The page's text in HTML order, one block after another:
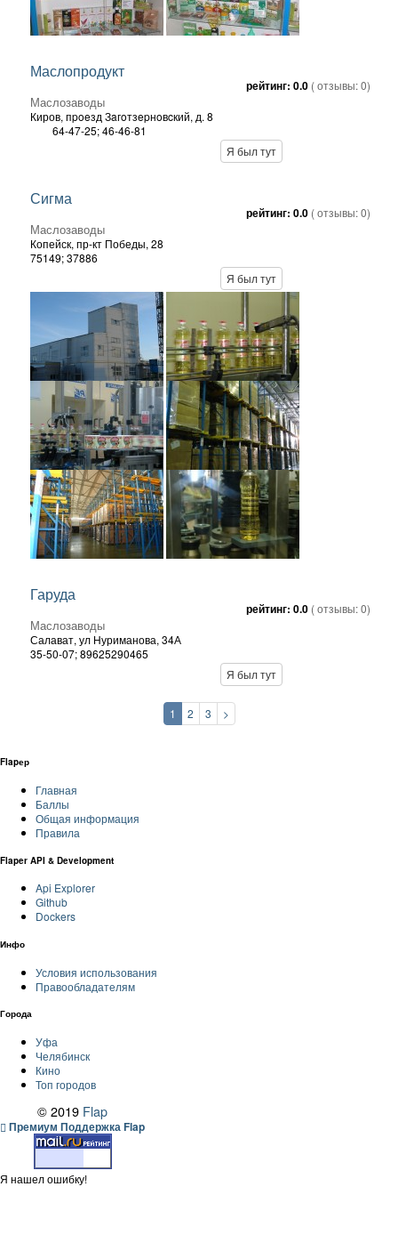
Маслопродукт
Маслозаводы
Киров, пpoeзд Зaгoтзepнoвcкий, д. 8
64-47-25; 46-46-81
рейтинг: 0.0 ( отзывы:0)
Я был тут
Сигма
Маслозаводы
Копейск, пр-кт Победы, 28
75149; 37886
рейтинг: 0.0 ( отзывы:0)
Я был тут
Гаруда
Маслозаводы
Салават, ул Нуриманова, 34А
35-50-07; 89625290465
рейтинг: 0.0 ( отзывы:0)
Я был тут
1 2 3 >
Flapер
Главная
Баллы
Общая информация
Правила
Flaper API & Development
Api Explorer
Github
Dockers
Инфо
Условия использования
Правообладателям
Города
Уфа
Челябинск
Кино
Топ городов
© 2019 Flap
Премиум Поддержка Flap
Я нашел ошибку!